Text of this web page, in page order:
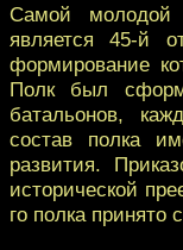
Самой
является 45-й
формирование
Полк был
батальонов,
состав полка
развития.
исторической
го полка принято